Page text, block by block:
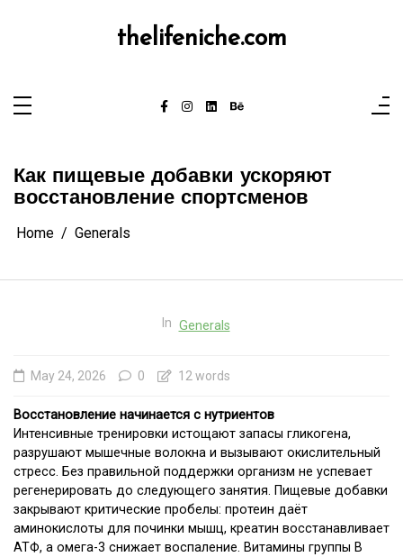
thelifeniche.com
Как пищевые добавки ускоряют
восстановление спортсменов
Home Generals
In Generals
May 24, 2026 0 12 words
Восстановление начинается с нутриентов
Интенсивные тренировки истощают запасы гликогена,
разрушают мышечные волокна и вызывают окислительный
стресс. Без правильной поддержки организм не успевает
регенерировать до следующего занятия. Пищевые добавки
закрывают критические пробелы: протеин даёт
аминокислоты для починки мышц, креатин восстанавливает
АТФ, а омега-3 снижает воспаление. Витамины группы B